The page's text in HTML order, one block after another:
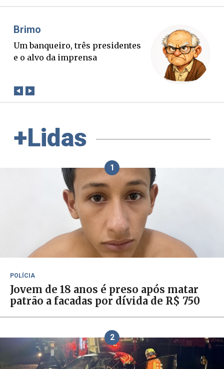
Misael Elias
O Boato corre mais rápido que a
verdade. Mas quem paga a
+Lidas
1
POLÍCIA
Jovem de 18 anos é preso após matar
patrão a facadas por dívida de R$ 750
2